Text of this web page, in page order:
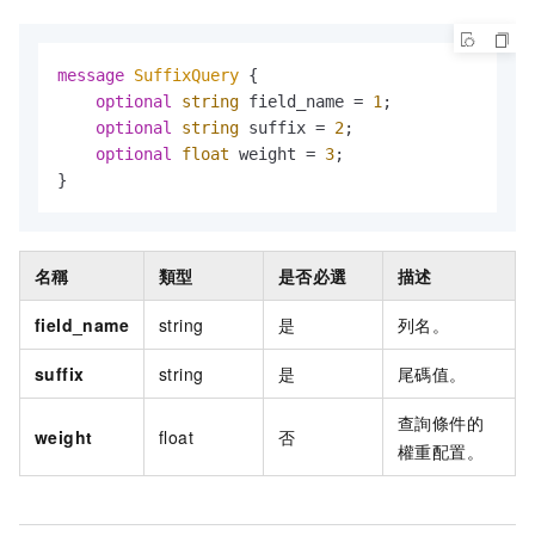
message SuffixQuery {
optional
string field_name = 1 ;
optional
string suffix = 2;
optional
float weight = 3;
}
名稱 類型 是否必選 描述
field_name string 是 列名。
suffix string 是 尾碼值。
weight float 否
查詢條件的
權重配置。